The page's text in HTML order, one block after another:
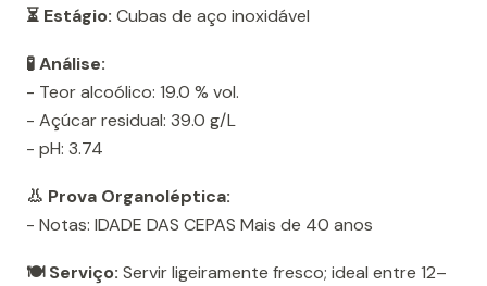
⏳ Estágio: Cubas de aço inoxidável
🧪 Análise:
- Teor alcoólico: 19.0 % vol.
- Açúcar residual: 39.0 g/L
- pH: 3.74
👃 Prova Organoléptica:
- Notas: IDADE DAS CEPAS Mais de 40 anos
🍽️ Serviço: Servir ligeiramente fresco; ideal entre 12–